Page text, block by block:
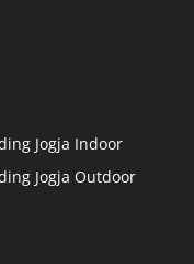
Jogja Indoor
Jogja Outdoor